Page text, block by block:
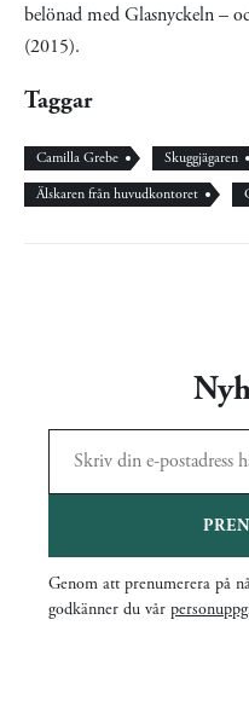
belönad med Glasnyckeln –
(2015).
Taggar
Camilla Grebe Skuggjägaren
Älskaren från huvudkontoret
Genom att prenumerera på
godkänner du vår